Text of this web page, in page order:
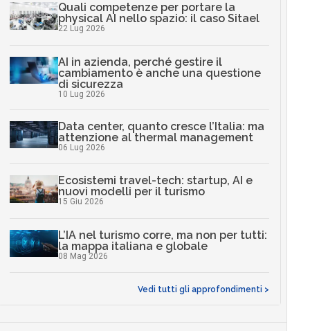
Quali competenze per portare la
physical AI nello spazio: il caso Sitael
22 Lug 2026
AI in azienda, perché gestire il
cambiamento è anche una questione
di sicurezza
10 Lug 2026
Data center, quanto cresce l’Italia: ma
attenzione al thermal management
06 Lug 2026
Ecosistemi travel-tech: startup, AI e
nuovi modelli per il turismo
15 Giu 2026
L’IA nel turismo corre, ma non per tutti:
la mappa italiana e globale
08 Mag 2026
Vedi tutti gli approfondimenti >